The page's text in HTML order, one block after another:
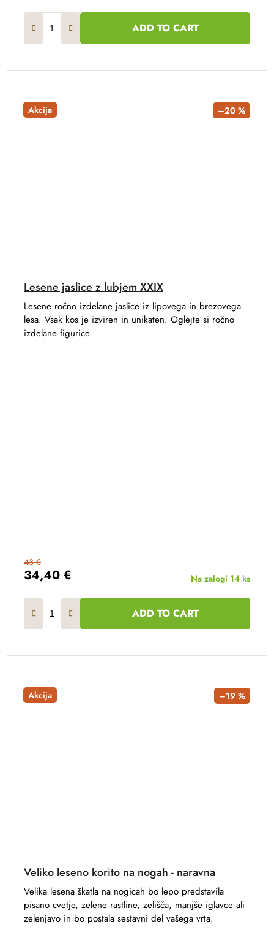
ADD TO CART
Akcija –20 %
Lesene jaslice z lubjem XXIX
34,40 €
43 €
Na zalogi 14 ks
ADD TO CART
Lesene ročno izdelane jaslice iz lipovega in brezovega
lesa. Vsak kos je izviren in unikaten. Oglejte si ročno
izdelane figurice.
Akcija –19 %
Veliko leseno korito na nogah - naravna
Velika lesena škatla na nogicah bo lepo predstavila
pisano cvetje, zelene rastline, zelišča, manjše iglavce ali
zelenjavo in bo postala sestavni del vašega vrta.